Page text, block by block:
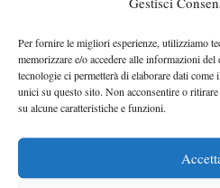
Per fornire le migliori esperienze, utilizziamo
memorizzare e/o accedere alle informazioni
tecnologie ci permetterà di elaborare dati
unici su questo sito. Non acconsentire o
su alcune caratteristiche e funzioni.
sostenibile, stile, anche
termine
Ufficiale l’arrivo degli stop
obbligatori in Italia
Le caratteristiche del